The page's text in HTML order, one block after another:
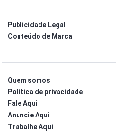
Publicidade Legal
Conteúdo de Marca
Quem somos
Política de privacidade
Fale Aqui
Anuncie Aqui
Trabalhe Aqui